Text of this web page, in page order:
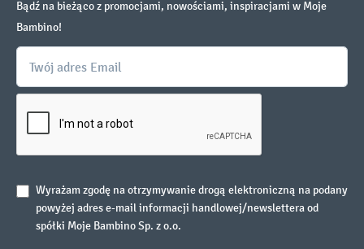
Bądź na bieżąco z promocjami, nowościami, inspiracjami w Moje
Bambino!
Wyrażam zgodę na otrzymywanie drogą elektroniczną na podany
powyżej adres e-mail informacji handlowej/newslettera od
spółki Moje Bambino Sp. z o.o.